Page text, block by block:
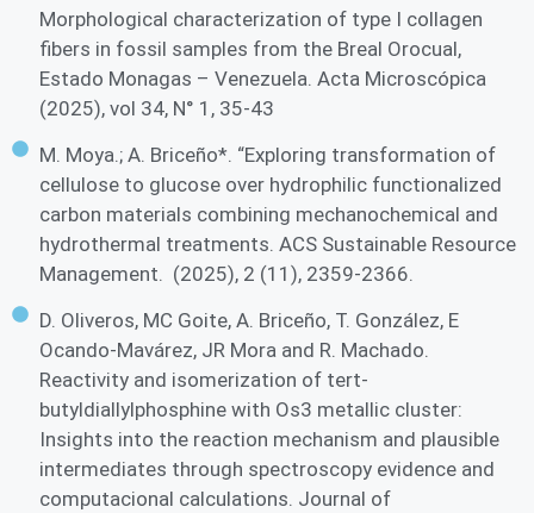
Morphological characterization of type I collagen
fibers in fossil samples from the Breal Orocual,
Estado Monagas – Venezuela. Acta Microscópica
(2025), vol 34, N° 1, 35-43
M. Moya.; A. Briceño*. “Exploring transformation of
cellulose to glucose over hydrophilic functionalized
carbon materials combining mechanochemical and
hydrothermal treatments. ACS Sustainable Resource
Management. (2025), 2 (11), 2359-2366.
D. Oliveros, MC Goite, A. Briceño, T. González, E
Ocando-Mavárez, JR Mora and R. Machado.
Reactivity and isomerization of tert-
butyldiallylphosphine with Os3 metallic cluster:
Insights into the reaction mechanism and plausible
intermediates through spectroscopy evidence and
computacional calculations. Journal of